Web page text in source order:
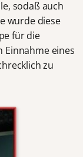
sodaß auch
wurde diese
für die
Einnahme eines
zu